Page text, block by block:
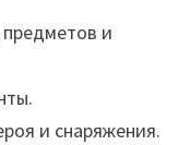
и
и снаряжения.